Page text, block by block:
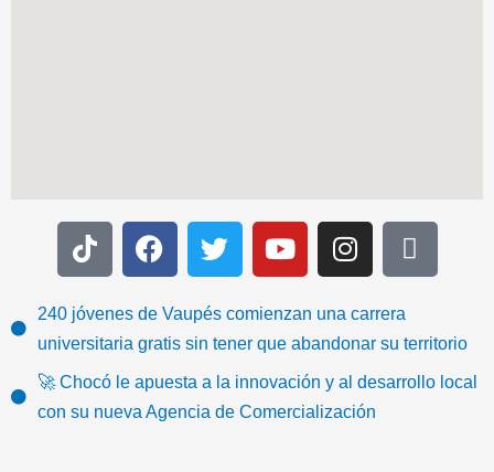
T
i
t
o
k
F
a
e
b
o
o
k
T
w
t
t
e
Y
o
t
u
b
I
n
t
a
g
a
I
c
-
e
240 jóvenes de Vaupés comienzan una carrera
universitaria gratis sin tener que abandonar su territorio
🚀 Chocó le apuesta a la innovación y al desarrollo local
con su nueva Agencia de Comercialización